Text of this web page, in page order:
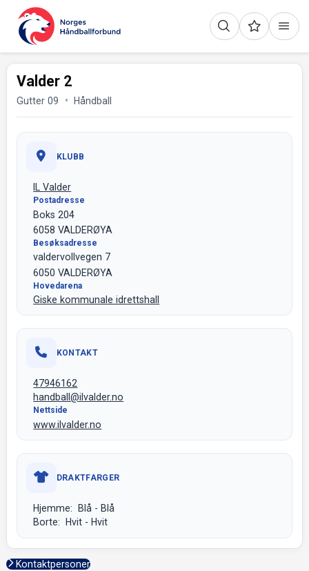
Valder 2
Gutter 09 Håndball
KLUBB
IL Valder
Postadresse
Boks 204
6058 VALDERØYA
Besøksadresse
valdervollvegen 7
6050 VALDERØYA
Hovedarena
Giske kommunale idrettshall
KONTAKT
47946162
handball@ilvalder.no
Nettside
www.ilvalder.no
DRAKTFARGER
Hjemme: Blå - Blå
Borte: Hvit - Hvit
Kontaktpersoner